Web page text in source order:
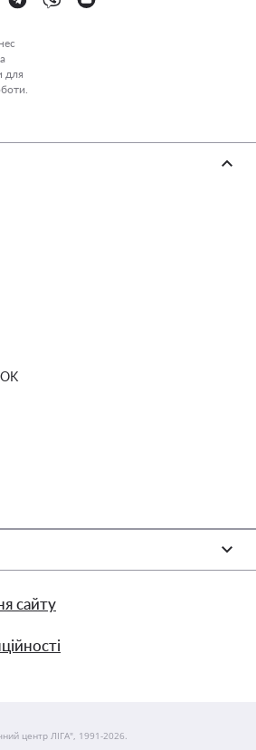
для
сайту
центр ЛІГА", 1991-2026.